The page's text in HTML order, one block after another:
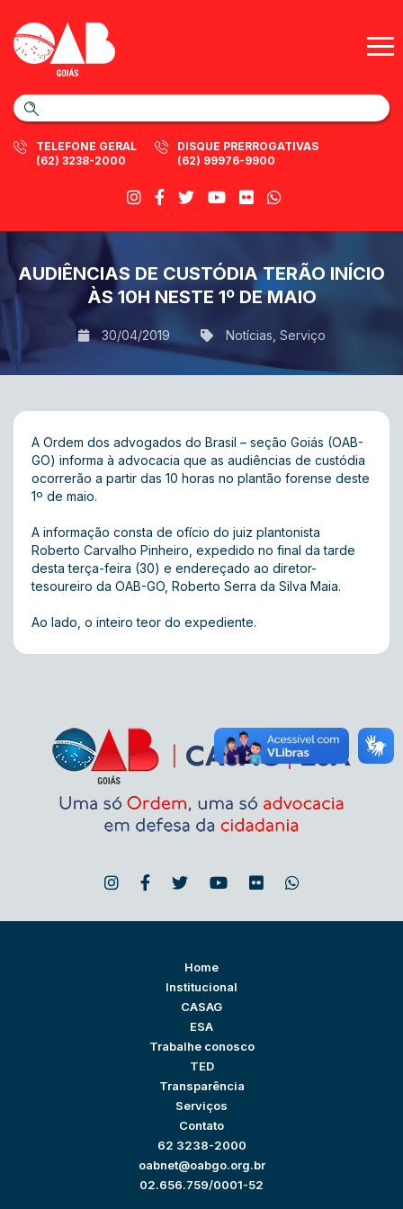
TELEFONE GERAL
(62) 3238-2000
DISQUE PRERROGATIVAS
(62) 99976-9900
AUDIÊNCIAS DE CUSTÓDIA TERÃO INÍCIO
ÀS 10H NESTE 1º DE MAIO
30/04/2019 Notícias Serviço
A Ordem dos advogados do Brasil – seção Goiás (OAB-
GO) informa à advocacia que as audiências de custódia
ocorrerão a partir das 10 horas no plantão forense deste
1º de maio.
A informação consta de ofício do juiz plantonista
Roberto Carvalho Pinheiro, expedido no final da tarde
desta terça-feira (30) e endereçado ao diretor-
tesoureiro da OAB-GO, Roberto Serra da Silva Maia.
Ao lado, o inteiro teor do expediente.
Home
Institucional
CASAG
ESA
Trabalhe conosco
TED
Transparência
Serviços
Contato
62 3238-2000
oabnet@oabgo.org.br
02.656.759/0001-52